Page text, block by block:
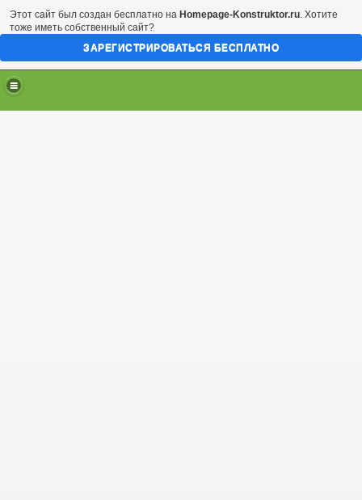
Этот сайт был создан бесплатно на Homepage-Konstruktor.ru. Хотите
тоже иметь собственный сайт?
ЗАРЕГИСТРИРОВАТЬСЯ БЕСПЛАТНО